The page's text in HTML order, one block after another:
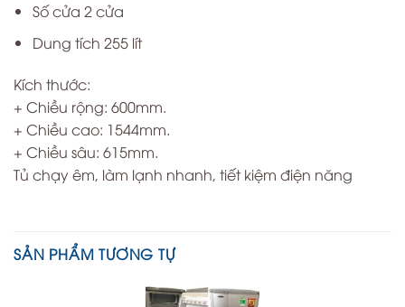
Số cửa 2 cửa
Dung tích 255 lít
Kích thước:
+ Chiều rộng: 600mm.
+ Chiều cao: 1544mm.
+ Chiều sâu: 615mm.
Tủ chạy êm, làm lạnh nhanh, tiết kiệm điện năng
SẢN PHẨM TƯƠNG TỰ